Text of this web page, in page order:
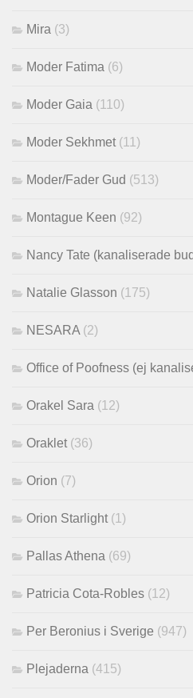
Mira (3)
Moder Fatima (6)
Moder Gaia (110)
Moder Sekhmet (11)
Moder/Fader Gud (513)
Montague Keen (92)
Nancy Tate (kanaliserade
Natalie Glasson (175)
NESARA (2)
Office of Poofness (ej
Orakel Sara (12)
Oraklet (36)
Orion (7)
Orion Starlight (1)
Pallas Athena (69)
Patricia Cota-Robles (12)
Per Beronius i Sverige (947)
Plejaderna (415)